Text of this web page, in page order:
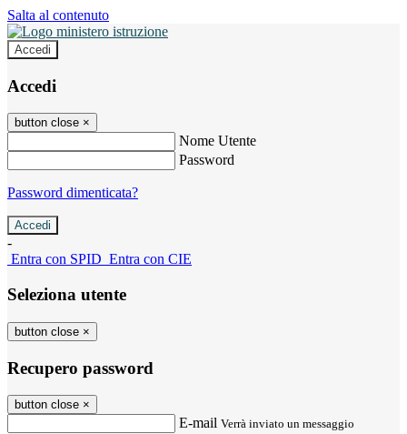
Salta al contenuto
Accedi
Accedi
button close ×
Nome Utente
Password
Password dimenticata?
-
Entra con SPID Entra con CIE
Seleziona utente
button close ×
Recupero password
button close ×
E-mail Verrà inviato un messaggio